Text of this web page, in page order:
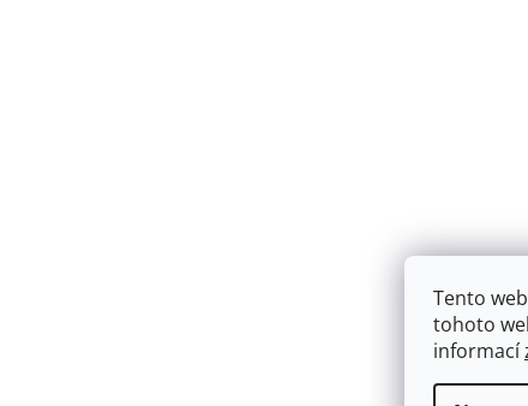
Tento
tohoto
informací